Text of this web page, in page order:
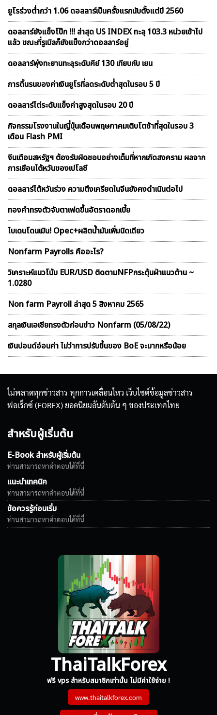
ยูโรร่วงต่ำกว่า 1.06 ดอลลาร์เป็นครั้งแรกนับตั้งแต่ปี 2560
ดอลลาร์ยังแข็งโป๊ก !!! ล่าสุด US INDEX ทะลุ 103.3 หน่วยเข้าไป
แล้ว ขณะที่รูเบิลก็ยังแข็งกว่าดอลลาร์อยู่
ดอลลาร์พุ่งทะยานทะลุระดับคีย์ 130 เทียบกับ เยน
การดิ้นรนของค่าเงินยูโรที่ลดระดับต่ำสุดในรอบ 5 ปี
ดอลลาร์ไต่ระดับแข็งค่าสูงสุดในรอบ 20 ปี
กิจกรรมโรงงานในญี่ปุ่นเดือนพฤษภาคมเติบโตช้าที่สุดในรอบ 3
เดือน Flash PMI
จีนเตือนสหรัฐฯ ต้องรับผิดชอบอย่างเต็มที่หากเกิดสงคราม ผลจาก
การเยือนไต้หวันของเปโลซี
ดอลลาร์ไต้หวันร่วง ความตึงเครียดในจีนยังคงดำเนินต่อไป
ทองคำทรงตัวจับตาเฟดขึ้นอัตราดอกเบี้ย
ไบเดนโดนเมิน! Opec+ผลิตน้ำมันเพิ่มนิดเดียว
Nonfarm Payrolls คืออะไร?
วิเคราะห์แนวโน้ม EUR/USD ติดตามNFPกระตุ้นฝ่าแนวต้าน ~
1.0280
Non farm Payroll ล่าสุด 5 สิงหาคม 2565
สกุลเงินเอเชียทรงตัวก่อนข่าว Nonfarm (05/08/22)
เงินปอนด์อ่อนค่า ไม่ว่าการปรับขึ้นของ BoE จะมากหรือน้อย
ไม่พลาดทุกข่าวสาร ทุกการเคลื่อนไหว เว็บไซต์ข้อมูลข่าวสาร
ฟอเร็กซ์ (FOREX) ยอดนิยมอันดับต้น ๆ ของประเทศไทย
สำหรับผู้เริ่มต้น
E-Book สำหรับผู้เริ่มต้น
ท่านสามารถหาคำตอบได้ที่นี่
แนะนำเทคนิค
ท่านสามารถหาคำตอบได้ที่นี่
ข้อควรรู้ก่อนเริ่ม
ท่านสามารถหาคำตอบได้ที่นี่
ThaiTalkForex
ฟรี vps สำหรับสมาชิกเท่านั้น ไม่มีค่าใช้จ่าย !
www.thaitalkforex.com